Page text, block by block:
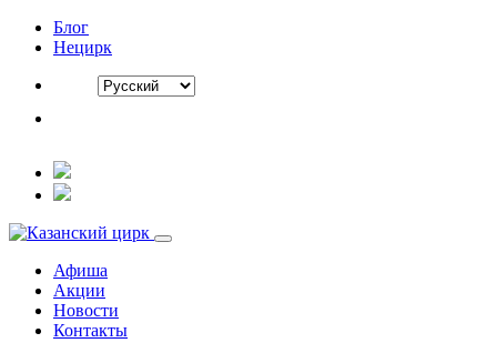
Блог
Нецирк
Афиша
Акции
Новости
Контакты